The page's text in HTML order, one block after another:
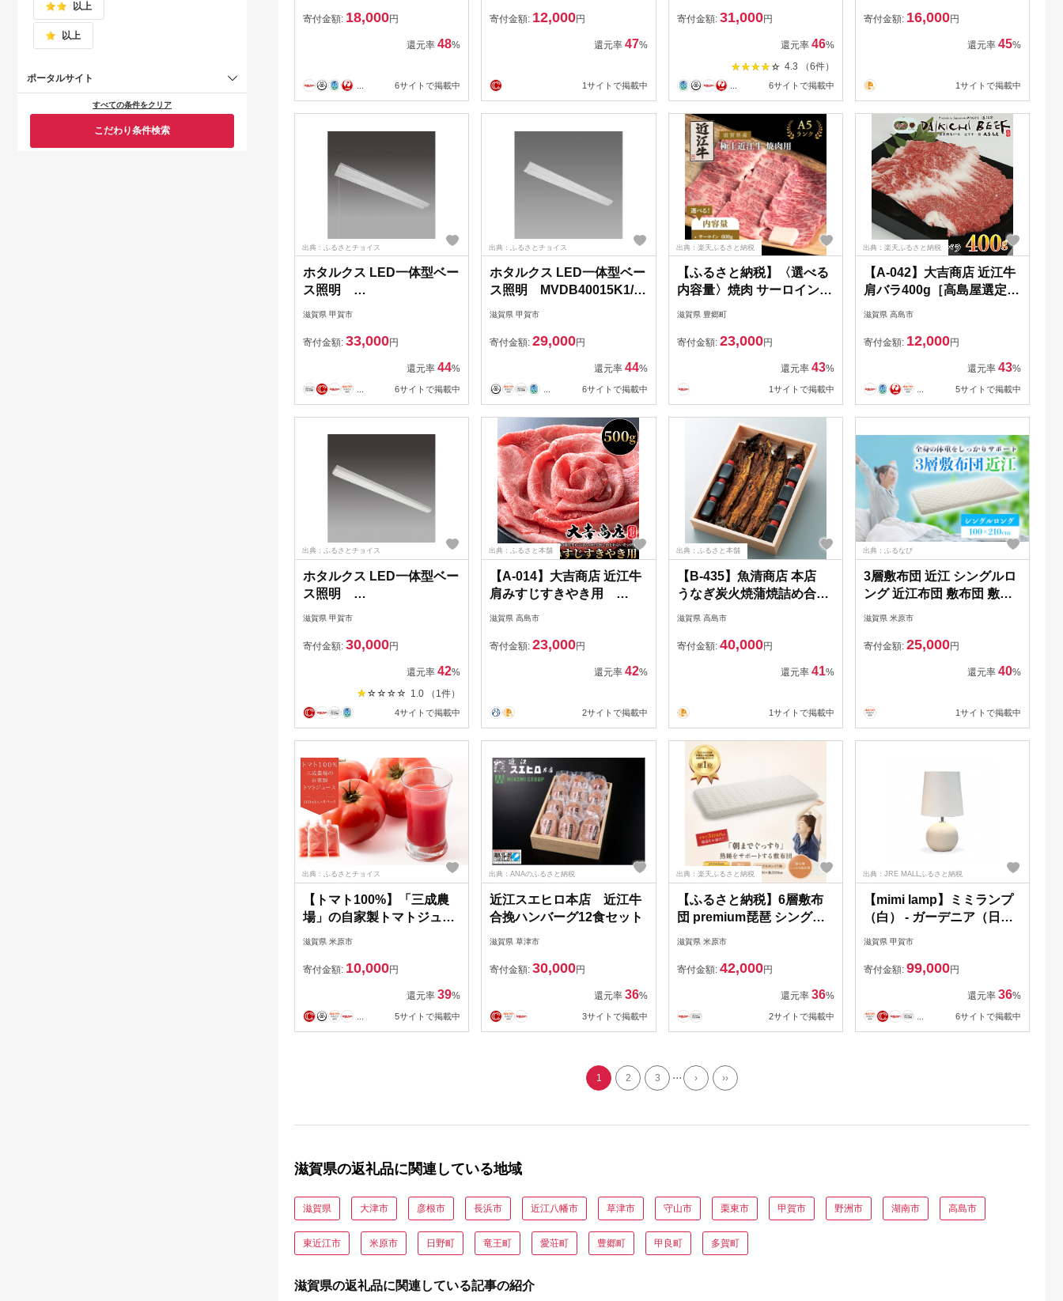
以上
以上
ポータルサイト
すべての条件をクリア
こだわり条件検索
寄付金額: 18,000円
還元率48%
6サイトで掲載中
ねぎ 使用 合い挽き ハンバ
ーグ 和牛 牛肉ハンバーグ
冷凍 ハンバーグ 個包装 小
るさと納税 ランキング 牛
肉 豚肉 ビーフ ポーク ハン
グ お弁当 ぎゅうにく
寄付金額: 12,000円
還元率 47%
1サイトで掲載中
寄付金額: 31,000円
還元率 46%
4.3 （6件）
6サイトで掲載中
寄付金額: 16,000円
還元率 45%
1サイトで掲載中
出典：ふるさとチョイス
ホタルクス LED一体型ベー
ス照明
MADB40005K1P/N-8
滋賀県 甲賀市
寄付金額: 33,000円
還元率44%
6サイトで掲載中
出典：ふるさとチョイス
ホタルクス LED一体型ベー
ス照明 MVDB40015K1/N-
滋賀県 甲賀市
寄付金額:29,000円
還元率 44%
6サイトで掲載中
出典：楽天ふるさと納税
【ふるさと納税】〈選べる
内容量〉焼肉 サーロイン
肉 牛 和牛 冷蔵 ブランド
牛 お届け：繁忙期は最長
3か月。納期指定不可
滋賀県 豊郷町
寄付金額: 23,000円
還元率 43%
1サイトで掲載中
出典：楽天ふるさと納税
【A-042】大吉商店 近江牛
肩バラ400g［高島屋選定
滋賀県 高島市
寄付金額: 12,000円
還元率 43%
5サイトで掲載中
出典：ふるさとチョイス
ホタルクス LED一体型ベー
ス照明
MMDB40005K1/N-8
滋賀県 甲賀市
寄付金額: 30,000円
還元率42%
1.0 （1件）
4サイトで掲載中
出典：ふるさと本舗
【A-014】大吉商店 近江牛
肩みすじすきやき用
500g［高島屋選定品］
滋賀県 高島市
寄付金額:23,000円
還元率 42%
2サイトで掲載中
出典：ふるさと本舗
【B-435】魚清商店 本店
うなぎ炭火焼蒲焼詰め合わ
せ ［高島屋選定品］
滋賀県 高島市
寄付金額: 40,000円
還元率 41%
1サイトで掲載中
出典：ふるなび
3層敷布団 近江 シングルロ
ング 近江布団 敷布団 敷き
布団 3層 布団 寝具 抗菌 防
眠 快眠 生活 滋賀 滋賀県 米
滋賀県 米原市
寄付金額: 25,000円
還元率 40%
1サイトで掲載中
出典：ふるさとチョイス
【トマト100%】「三成農
場」の自家製トマトジュー
ス 5Pセット [№5694-
滋賀県 米原市
寄付金額: 10,000円
還元率39%
5サイトで掲載中
出典：ANAのふるさと納税
近江スエヒロ本店 近江牛
合挽ハンバーグ12食セット
滋賀県 草津市
寄付金額:30,000円
還元率 36%
3サイトで掲載中
出典：楽天ふるさと納税
【ふるさと納税】6層敷布
団 premium琵琶 シングル
ロング 近江布団 極厚 13cm
具 厚め 厚手 抗菌 防臭 防ダ
ニ 日用品 生活雑貨 快適 睡
眠 快眠 生活 滋賀 滋賀県 米
原市 お届け：繁忙期はお
滋賀県 米原市
寄付金額: 42,000円
還元率 36%
2サイトで掲載中
出典：JRE MALLふるさと納税
【mimi lamp】ミミランプ
（白） - ガーデニア（日本
製）テーブルスタンド・照
滋賀県 甲賀市
寄付金額: 99,000円
還元率 36%
6サイトで掲載中
1 2 3 ... › ››
滋賀県の返礼品に関連している地域
滋賀県 大津市 彦根市 長浜市 近江八幡市 草津市 守山市 栗東市 甲賀市 野洲市 湖南市 高島市
東近江市 米原市 日野町 竜王町 愛荘町 豊郷町 甲良町 多賀町
滋賀県の返礼品に関連している記事の紹介